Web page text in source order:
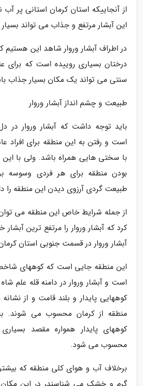
از آنجاییکه استان کرمان استانی پر
این آبشار مرتفع و جذاب می تواند
در اطراف آبشار وروار شاهد این هستیم
درختان بسیاری روییده است که برای
سنتی می تواند یک مکان بسیار جذاب
طبیعت و چشم انداز آبشار وروار
باید توجه داشت که آبشار وروار در
است و رفتن به این منطقه برای افراد
با سختی هایی همراه باشد. ولی با این
بودن منطقه برای هر فردی وسوسه
طبیعت گردی آرزوی دیدن این منطقه را
از جمله شرایط خاص این منطقه می توان
کرد که آبشار وروار را مرتفع ترین آبشار
آبشار وروار در قسمت جنوبی استان
این منطقه جایی است که کوههای
است و آبشار وروار در دامنه قله علم
کوههایی پایدار و بلند قامت و از
منطقه از کرمان محسوب می شوند.
کوههای پایدار همواره مقصد بسیاری
محسوب می شود.
برخلاف آب و هوای کلی منطقه که بیشتر